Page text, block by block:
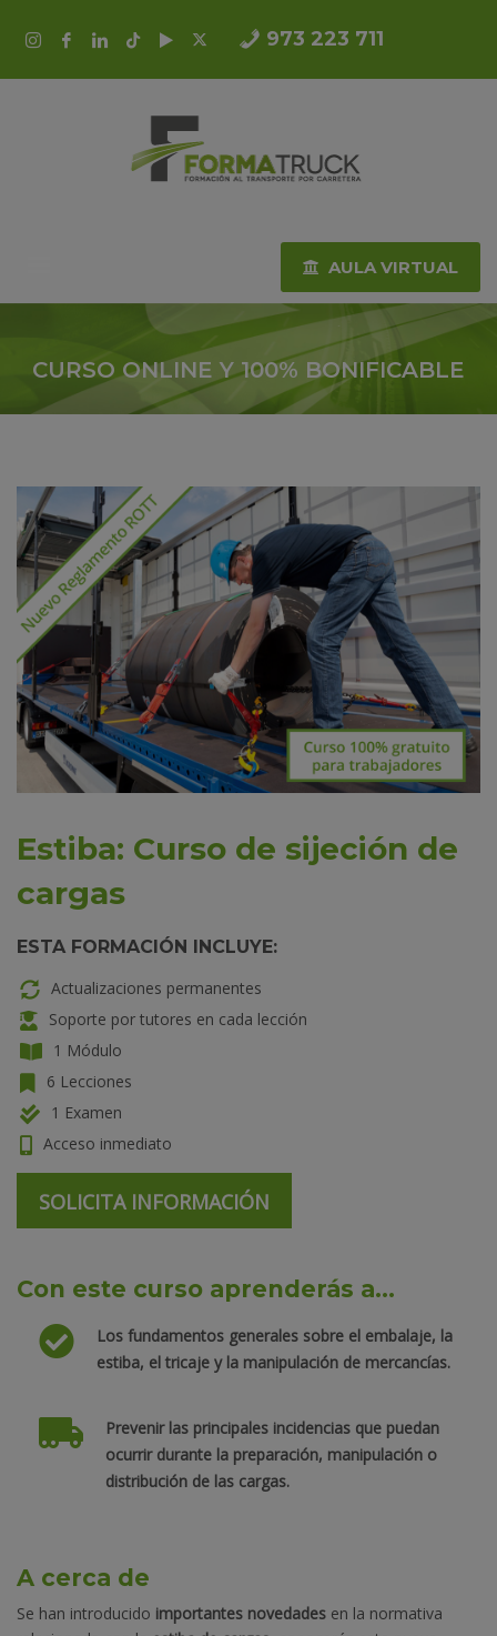
973 223 711
AULA VIRTUAL
CURSO ONLINE Y 100% BONIFICABLE
Estiba: Curso de sijeción de
cargas
ESTA FORMACIÓN INCLUYE:
Actualizaciones permanentes
Soporte por tutores en cada lección
1 Módulo
6 Lecciones
1 Examen
Acceso inmediato
SOLICITA INFORMACIÓN
Con este curso aprenderás a...
Los fundamentos generales sobre el embalaje, la
estiba, el tricaje y la manipulación de mercancías.
Prevenir las principales incidencias que puedan
ocurrir durante la preparación, manipulación o
distribución de las cargas.
A cerca de
Se han introducido importantes novedades en la normativa